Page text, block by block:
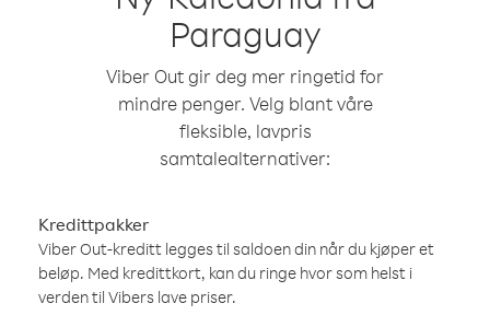
Paraguay
Viber Out gir deg mer ringetid for
mindre penger. Velg blant våre
fleksible, lavpris
samtalealternativer:
Kredittpakker
Viber Out-kreditt legges til saldoen din når du kjøper et
beløp. Med kredittkort, kan du ringe hvor som helst i
verden til Vibers lave priser.